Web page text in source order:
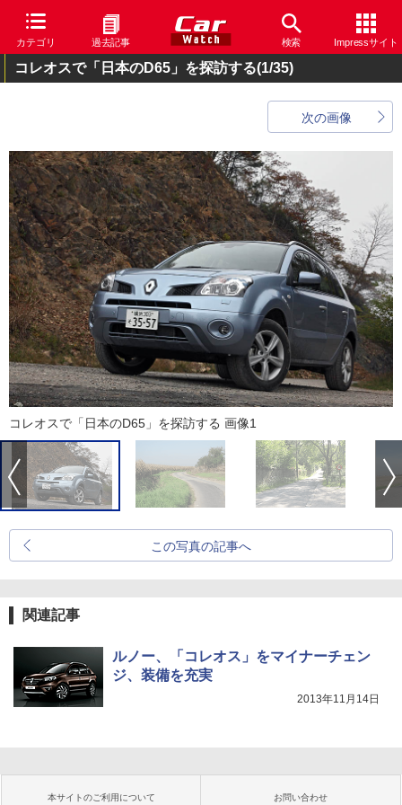
カテゴリ 過去記事 検索 Impressサイト
コレオスで「日本のD65」を探訪する(1/35)
次の画像
コレオスで「日本のD65」を探訪する 画像1
この写真の記事へ
関連記事
ルノー、「コレオス」をマイナーチェン
ジ、装備を充実
2013年11月14日
本サイトのご利用について お問い合わせ